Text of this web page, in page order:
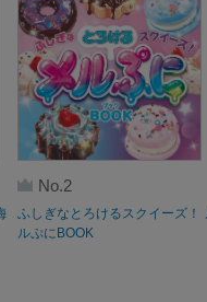
No.2
ふしぎなとろけるスクイーズ！
ルぷにBOOK